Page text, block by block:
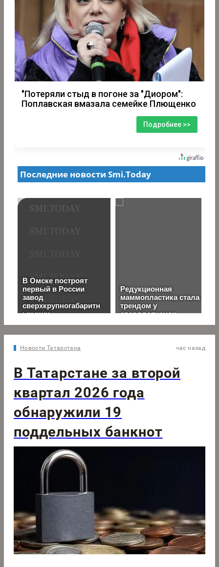
"Потеряли стыд в погоне за "Диором":
Поплавская вмазала семейке Плющенко
Подробнее >>
Новости Татарстана час назад
В Татарстане за второй
квартал 2026 года
обнаружили 19
поддельных банкнот